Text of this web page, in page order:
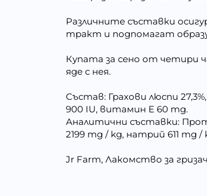
Различните съставки
тракт и подпомагат
Купата за сено от четири
яде с нея.
Състав: Грахови люспи
900 IU, витамин Е 60 mg.
Аналитични съставки:
2199 mg / kg, натрий 611 mg /
Jr Farm, Лакомство за